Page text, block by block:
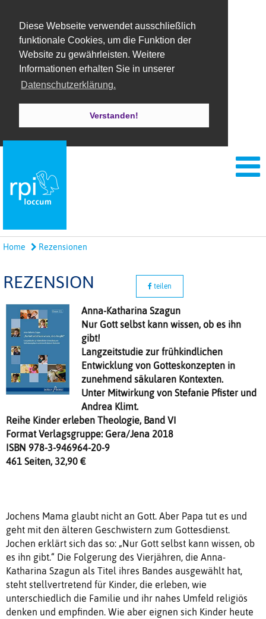
Diese Webseite verwendet ausschließlich
funktionale Cookies, um die Funktion der
Website zu gewährleisten. Weitere
Informationen erhalten Sie in unserer
Datenschutzerklärung.
Verstanden!
Home Rezensionen
REZENSION teilen
Anna-Katharina Szagun
Nur Gott selbst kann wissen, ob es ihn
gibt!
Langzeitstudie zur frühkindlichen
Entwicklung von Gotteskonzepten in
zunehmend säkularen Kontexten.
Unter Mitwirkung von Stefanie Pfister und
Andrea Klimt.
Reihe Kinder erleben Theologie, Band VI
Format Verlagsgruppe: Gera/Jena 2018
ISBN 978-3-946964-20-9
461 Seiten, 32,90 €
Jochens Mama glaubt nicht an Gott. Aber Papa tut es und
geht mit den älteren Geschwistern zum Gottesdienst.
Jochen erklärt sich das so: „Nur Gott selbst kann wissen, ob
es ihn gibt.“ Die Folgerung des Vierjähren, die Anna-
Katharina Szagun als Titel ihres Bandes ausgewählt hat,
steht stellvertretend für Kinder, die erleben, wie
unterschiedlich die Familie und ihr nahes Umfeld religiös
denken und empfinden. Wie aber eignen sich Kinder heute